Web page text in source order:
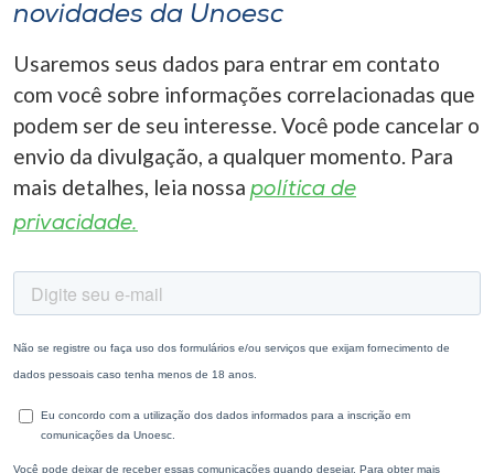
novidades da Unoesc
Usaremos seus dados para entrar em contato
com você sobre informações correlacionadas que
podem ser de seu interesse. Você pode cancelar o
envio da divulgação, a qualquer momento. Para
mais detalhes, leia nossa política de
privacidade.